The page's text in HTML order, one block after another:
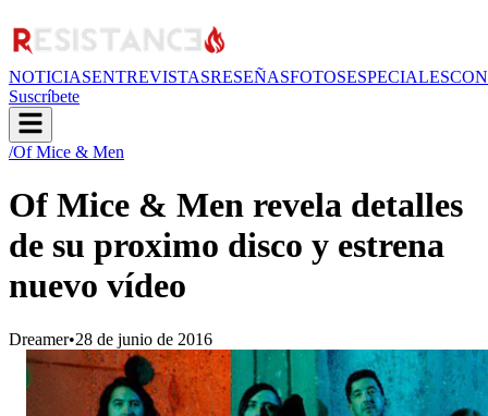
NOTICIASENTREVISTASRESEÑASFOTOSESPECIALES
Suscríbete
/Of Mice & Men
Of Mice & Men revela detalles
de su proximo disco y estrena
nuevo vídeo
Dreamer•28 de junio de 2016